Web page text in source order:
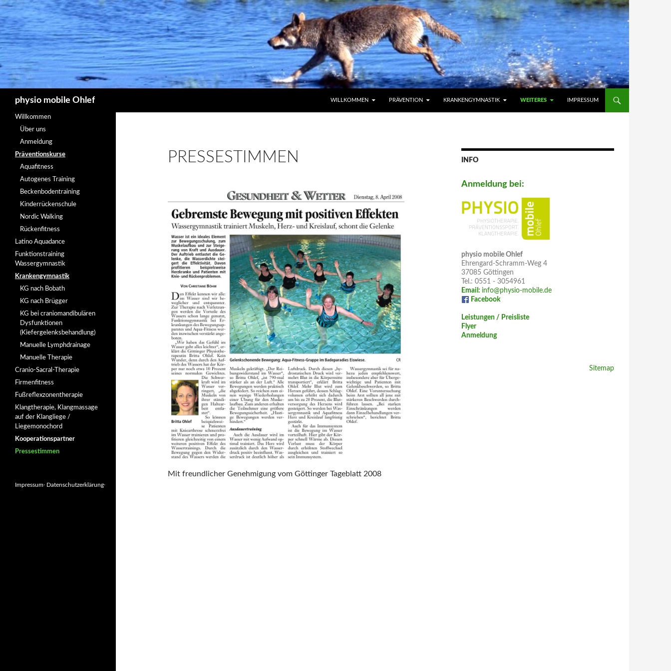
physio mobile Ohlef
WILLKOMMEN
PRÄVENTION KRANKENGYMNASTIK WEITERES IMPRESSUM
PRESSESTIMMEN
Mit freundlicher Genehmigung vom Göttinger Tageblatt 2008
INFO
Anmeldung bei:
physio mobile Ohlef
Ehrengard-Schramm-Weg 4
37085 Göttingen
Tel.: 0551 - 3054961
Email: info@physio-mobile.de
Facebook
Leistungen / Preisliste
Flyer
Anmeldung
Sitemap
Willkommen
Über uns
Anmeldung
Präventionskurse
Aquafitness
Autogenes Training
Beckenbodentraining
Kinderrückenschule
Nordic Walking
Rückenfitness
Latino Aquadance
Funktionstraining
Wassergymnastik
Krankengymnastik
KG nach Bobath
KG nach Brügger
KG bei craniomandibulären
Dysfunktionen
(Kiefergelenksbehandlung)
Manuelle Lymphdrainage
Manuelle Therapie
Cranio-Sacral-Therapie
Firmenfitness
Fußreflexzonentherapie
Klangtherapie, Klangmassage
auf der Klangliege /
Liegemonochord
Kooperationspartner
Pressestimmen
Impressum· Datenschutzerklärung·